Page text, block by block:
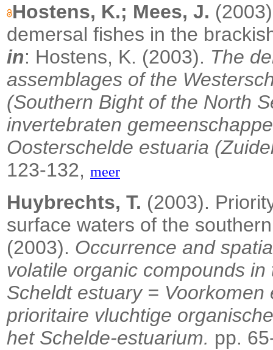
Hostens, K.; Mees, J.
demersal fishes in the
in: Hostens, K. (2003). The
assemblages of the
(Southern Bight of the North
invertebraten
Oosterschelde estuaria
123-132, meer
Huybrechts, T. (2003).
surface waters of the
(2003). Occurrence and
volatile organic compounds
Scheldt estuary =
prioritaire vluchtige
het Schelde-estuarium. pp.